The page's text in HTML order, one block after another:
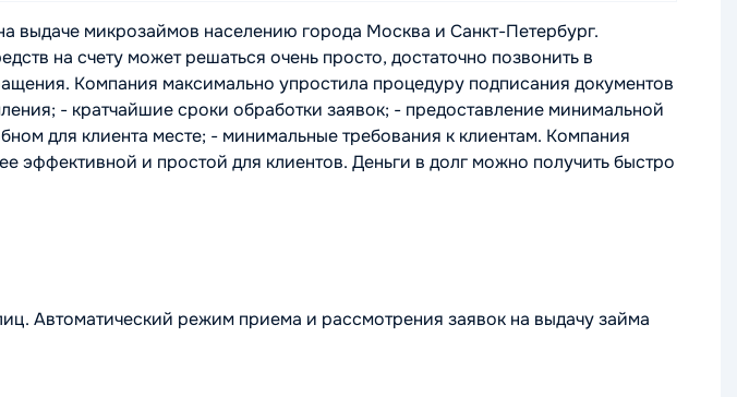
микрозаймов населению города Москва и Санкт-Петербург.
на счету может решаться очень просто, достаточно позвонить в
Компания максимально упростила процедуру подписания документов
- кратчайшие сроки обработки заявок; - предоставление минимальной
для клиента месте; - минимальные требования к клиентам. Компания
эффективной и простой для клиентов. Деньги в долг можно получить быстро
Автоматический режим приема и рассмотрения заявок на выдачу займа